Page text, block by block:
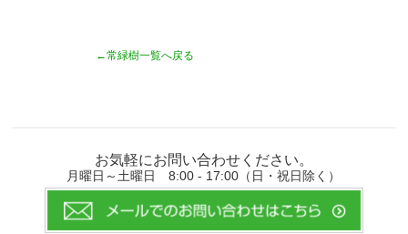
←常緑樹一覧へ戻る
お気軽にお問い合わせください。
月曜日～土曜日 8:00 - 17:00（日・祝日除く）